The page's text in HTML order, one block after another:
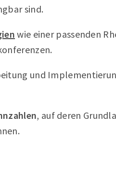
sind.
wie einer passenden
und
, auf deren